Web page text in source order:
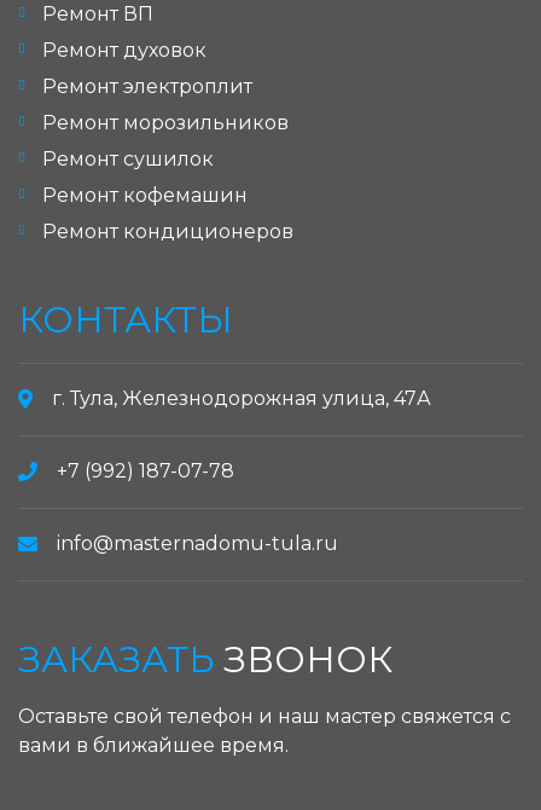
Ремонт ВП
Ремонт духовок
Ремонт электроплит
Ремонт морозильников
Ремонт сушилок
Ремонт кофемашин
Ремонт кондиционеров
КОНТАКТЫ
г. Тула, Железнодорожная улица, 47А
+7 (992) 187-07-78
info@masternadomu-tula.ru
ЗАКАЗАТЬ ЗВОНОК
Оставьте свой телефон и наш мастер свяжется с
вами в ближайшее время.